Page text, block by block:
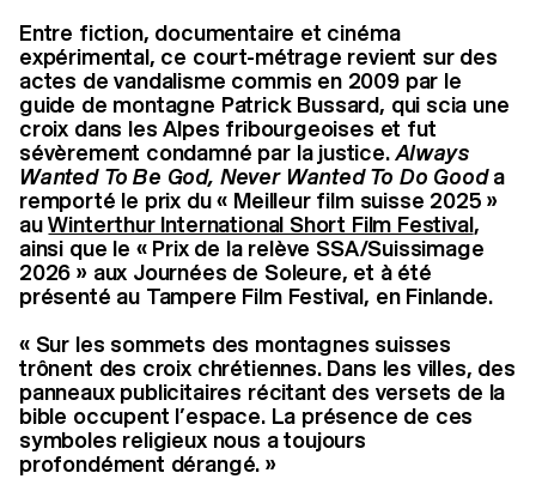
Entre fiction, documentaire et cinéma
expérimental, ce court-métrage revient sur des
actes de vandalisme commis en 2009 par le
guide de montagne Patrick Bussard, qui scia une
croix dans les Alpes fribourgeoises et fut
sévèrement condamné par la justice.Always
Wanted To Be God, Never Wanted To Do Gooda
remporté le prix du « Meilleur film suisse 2025 »
auWinterthur International Short Film Festival,
ainsi que le « Prix de la relève SSA/Suissimage
2026 » aux Journées de Soleure, et à été
présenté au Tampere Film Festival, en Finlande.
« Sur les sommets des montagnes suisses
trônent des croix chrétiennes. Dans les villes, des
panneaux publicitaires récitant des versets de la
bible occupent l’espace. La présence de ces
symboles religieux nous a toujours
profondément dérangé. »